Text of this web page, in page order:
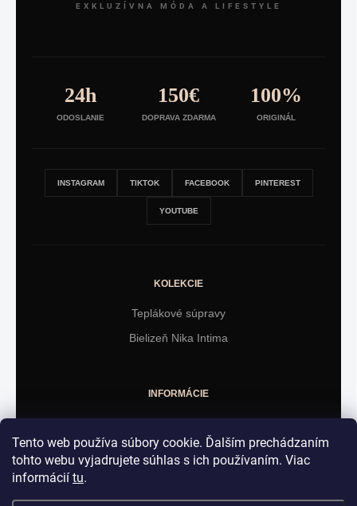
Tento web používa súbory cookie. Ďalším prechádzaním
tohto webu vyjadrujete súhlas s ich používaním. Viac
informácií tu.
EXKLUZÍVNA MÓDA A LIFESTYLE
24h
ODOSLANIE
150€
DOPRAVA ZDARMA
100%
ORIGINÁL
INSTAGRAM TIKTOK FACEBOOK PINTEREST
YOUTUBE
KOLEKCIE
Teplákové súpravy
Bielizeň Nika Intima
INFORMÁCIE
Vrátenie tovaru
KONTAKT